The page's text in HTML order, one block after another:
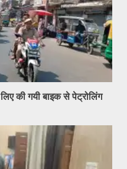
की गयी बाइक से पेट्रोलिंग